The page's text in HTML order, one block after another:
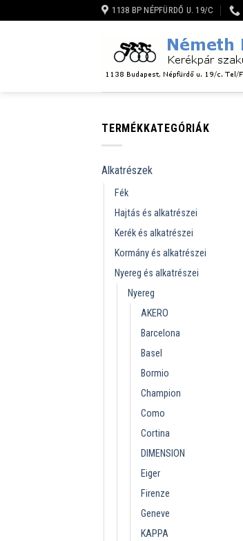
to
1138 BP NÉPFÜRDŐ U. 19/C
TERMÉKKATEGÓRIÁK
Alkatrészek
Fék
Hajtás és alkatrészei
Kerék és alkatrészei
Kormány és alkatrészei
Nyereg és alkatrészei
Nyereg
AKERO
Barcelona
Basel
Bormio
Champion
Como
Cortina
DIMENSION
Eiger
Firenze
Geneve
KAPPA